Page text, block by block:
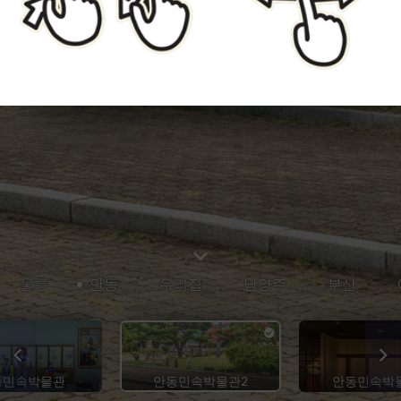
울릉 안동 우리집 남양주 부산
속박물관 안동민속박물관2 안동민속박